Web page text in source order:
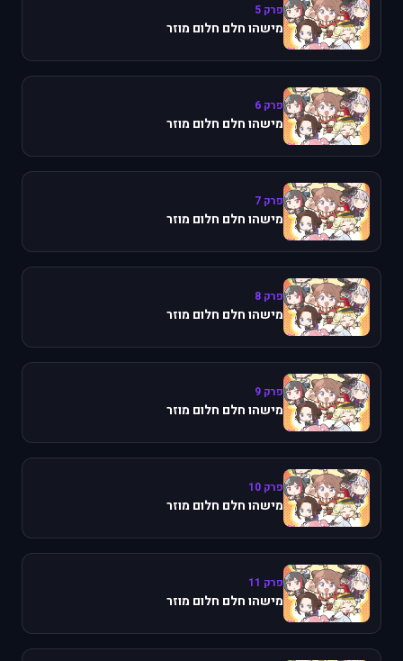
פרק 5
מישהו חלם חלום מוזר
פרק 6
מישהו חלם חלום מוזר
פרק 7
מישהו חלם חלום מוזר
פרק 8
מישהו חלם חלום מוזר
פרק 9
מישהו חלם חלום מוזר
פרק 10
מישהו חלם חלום מוזר
פרק 11
מישהו חלם חלום מוזר